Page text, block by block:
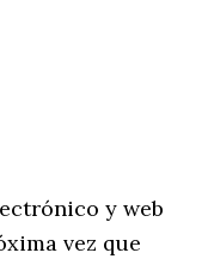
y web
vez que